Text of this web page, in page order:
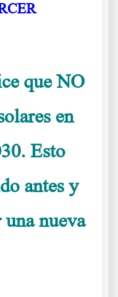
que NO
en
Esto
antes y
nueva